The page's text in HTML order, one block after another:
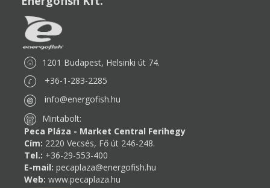
1201 Budapest, Helsinki út 74.
+36-1-283-2285
info@energofish.hu
Mintabolt:
Peca Pláza - Market Central Ferihegy
Cím: 2220 Vecsés, Fő út 246-248.
Tel.: +36-29-553-400
E-mail: pecaplaza@energofish.hu
Web: www.pecaplaza.hu